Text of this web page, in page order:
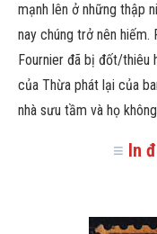
mạnh lên ở những thập
nay chúng trở nên
Fournier đã bị đốt/thiêu
của Thừa phát lại của
nhà sưu tầm và họ
≡ In